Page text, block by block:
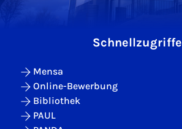
Schnellzugriffe
Mensa
Online-Bewerbung
Bibliothek
PAUL